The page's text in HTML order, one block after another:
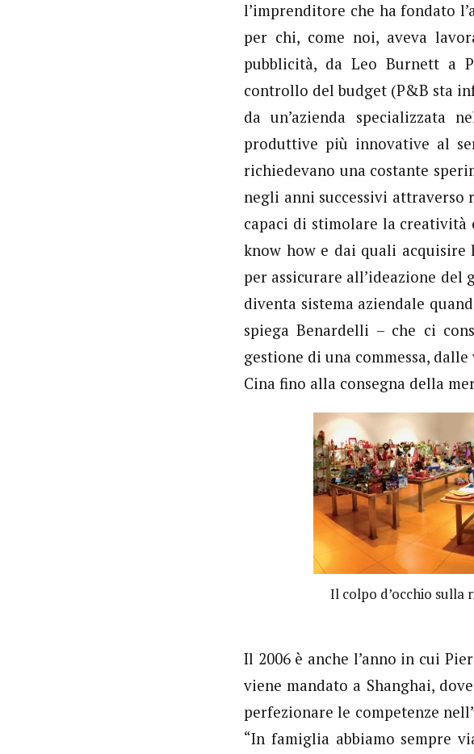
l’imprenditore che ha fondato
per chi, come noi, aveva
pubblicità, da Leo Burnett a
controllo del budget (P&B sta
da un’azienda specializzata
produttive più innovative al
richiedevano una costante
negli anni successivi
capaci di stimolare la
know how e dai quali acquisire
per assicurare all’ideazione
diventa sistema aziendale
spiega Benardelli – che ci
gestione di una commessa,
Cina fino alla consegna della
Il colpo d’occhio sulla
Il 2006 è anche l’anno in cui
viene mandato a Shanghai,
perfezionare le competenze
“In famiglia abbiamo sempre